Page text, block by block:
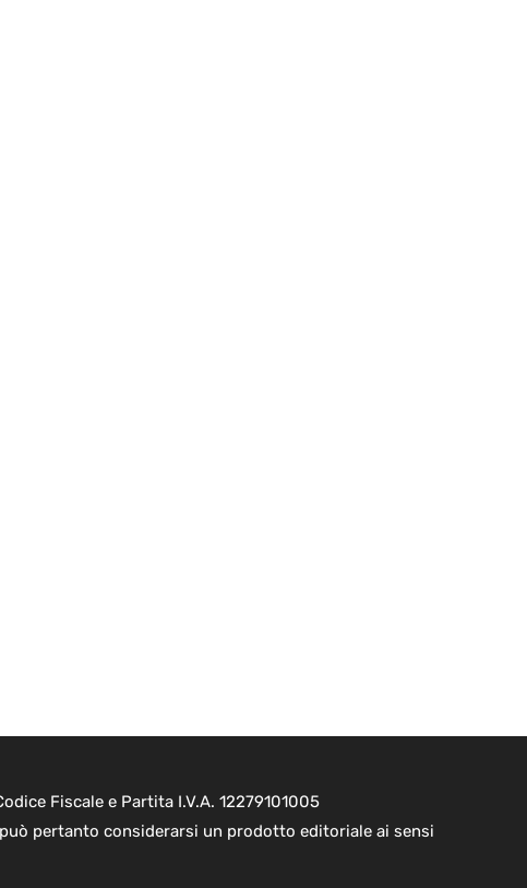
Fiscale e Partita I.V.A. 12279101005
pertanto considerarsi un prodotto editoriale ai sensi